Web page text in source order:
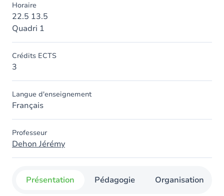
Horaire
22.5 13.5
Quadri 1
Crédits ECTS
3
Langue d'enseignement
Français
Professeur
Dehon Jérémy
Présentation Pédagogie Organisation